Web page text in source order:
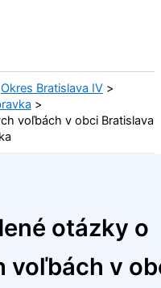
Okres Bratislava IV
voľbách v obci Bratislava
otázky o
voľbách v